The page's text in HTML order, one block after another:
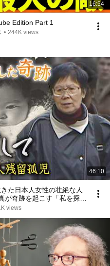
16:54
Edition Part 1
• 244K views
46:10
た日本人女性の壮絶な人
奇跡を起こす「私を探し
留孤児〜」（２００５年
views